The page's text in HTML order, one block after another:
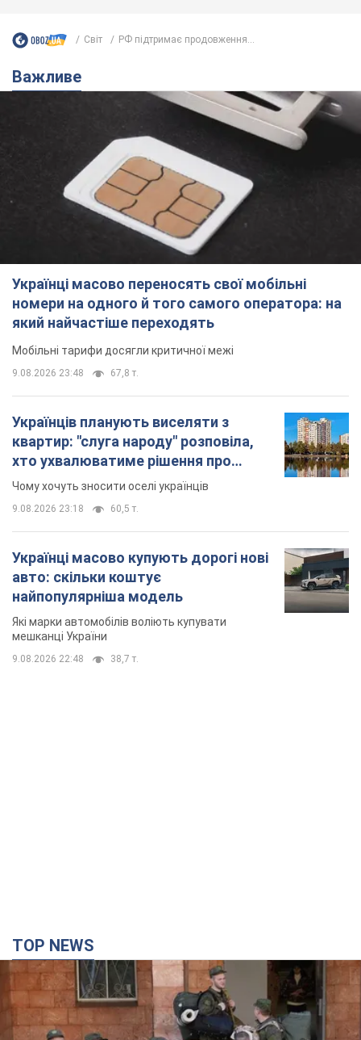
Світ РФ підтримає продовження...
Важливе
Українці масово переносять свої мобільні
номери на одного й того самого оператора: на
який найчастіше переходять
Мобільні тарифи досягли критичної межі
9.08.2026 23:48 67,8 т.
Українців планують виселяти з
квартир: "слуга народу" розповіла,
хто ухвалюватиме рішення про
знесення будинків
Чому хочуть зносити оселі українців
9.08.2026 23:18 60,5 т.
Українці масово купують дорогі нові
авто: скільки коштує
найпопулярніша модель
Які марки автомобілів воліють купувати
мешканці України
9.08.2026 22:48 38,7 т.
TOP NEWS